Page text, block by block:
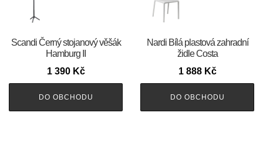
Scandi Černý stojanový věšák
Hamburg II
1 390 Kč
DO OBCHODU
Nardi Bílá plastová zahradní
židle Costa
1 888 Kč
DO OBCHODU